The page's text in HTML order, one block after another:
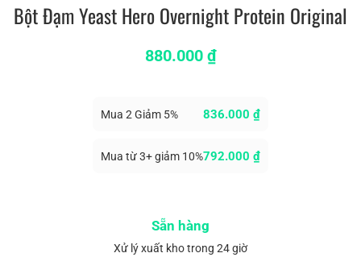
Bột Đạm Yeast Hero Overnight Protein Original
880.000 ₫
Mua 2 Giảm 5% 836.000 ₫
Mua từ 3+ giảm 10%792.000 ₫
Sẵn hàng
Xử lý xuất kho trong 24 giờ